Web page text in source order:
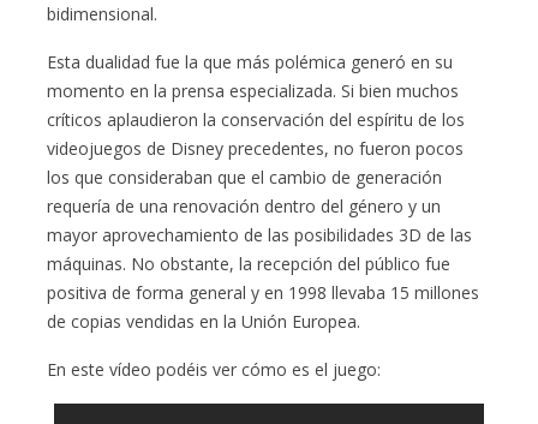
bidimensional.
Esta dualidad fue la que más polémica generó en su
momento en la prensa especializada. Si bien muchos
críticos aplaudieron la conservación del espíritu de los
videojuegos de Disney precedentes, no fueron pocos
los que consideraban que el cambio de generación
requería de una renovación dentro del género y un
mayor aprovechamiento de las posibilidades 3D de las
máquinas. No obstante, la recepción del público fue
positiva de forma general y en 1998 llevaba 15 millones
de copias vendidas en la Unión Europea.
En este vídeo podéis ver cómo es el juego: